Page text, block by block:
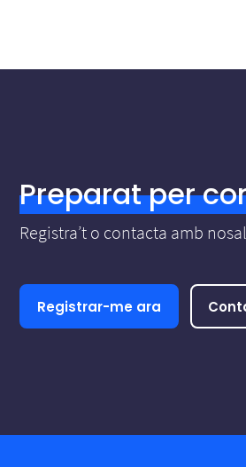
Preparat per
Registra’t o contacta amb
Registrar-me ara